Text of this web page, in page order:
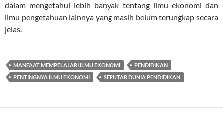
dalam mengetahui lebih banyak tentang ilmu ekonomi dan
ilmu pengetahuan lainnya yang masih belum terungkap secara
jelas.
MANFAAT MEMPELAJARI ILMU EKONOMI
PENDIDIKAN
PENTINGNYA ILMU EKONOMI
SEPUTAR DUNIA PENDIDIKAN